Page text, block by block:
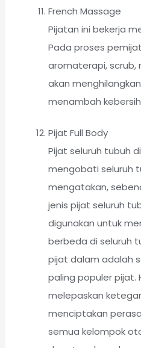
French Massage
Pijatan ini bekerja
Pada proses
aromaterapi, scrub,
akan
menambah
Pijat Full Body
Pijat seluruh tubuh
mengobati seluruh
mengatakan,
jenis pijat seluruh
digunakan untuk
berbeda di seluruh
pijat dalam adalah
paling populer pijat.
melepaskan
menciptakan
semua kelompok